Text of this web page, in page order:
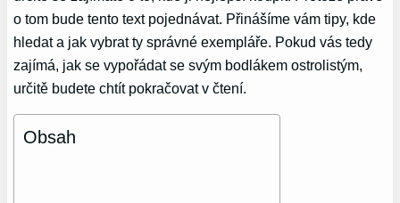
o tom bude tento text pojednávat. Přinášíme vám tipy, kde
hledat a jak vybrat ty správné exempláře. Pokud vás tedy
zajímá, jak se vypořádat se svým bodlákem ostrolistým,
určitě budete chtít pokračovat v čtení.
Obsah